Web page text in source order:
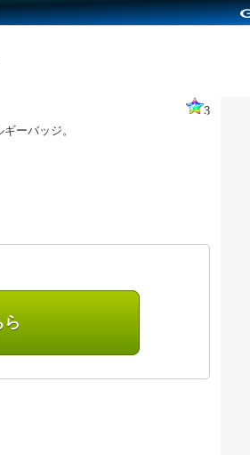
3
ーバッジ。